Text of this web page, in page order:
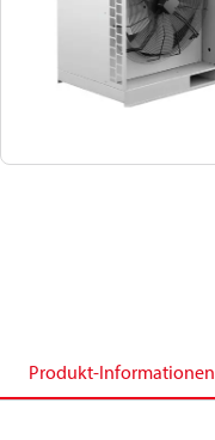
Produkt-Informationen